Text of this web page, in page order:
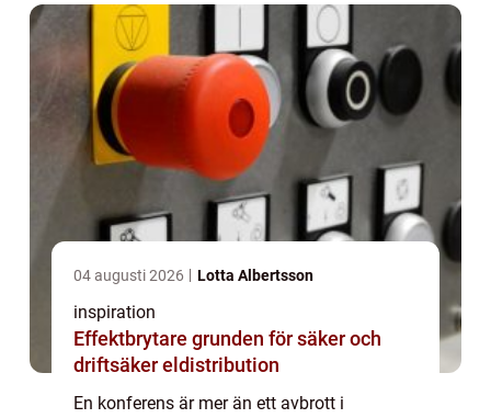
m...
04 augusti 2026 Lotta Albertsson
inspiration
Effektbrytare grunden för säker och
driftsäker eldistribution
En konferens är mer än ett avbrott i